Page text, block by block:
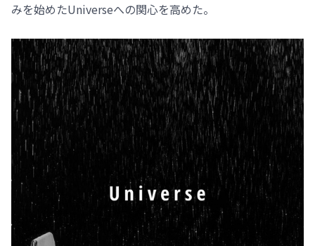
みを始めたUniverseへの関心を高めた。